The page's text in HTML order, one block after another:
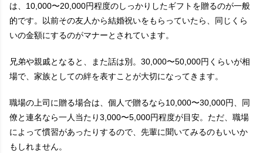
は、10,000〜20,000円程度のしっかりしたギフトを贈るのが一般
的です。以前その友人から結婚祝いをもらっていたら、同じくら
いの金額にするのがマナーとされています。
兄弟や親戚となると、また話は別。30,000〜50,000円くらいが相
場で、家族としての絆を表すことが大切になってきます。
職場の上司に贈る場合は、個人で贈るなら10,000〜30,000円、同
僚と連名なら一人当たり3,000〜5,000円程度が目安。ただ、職場
によって慣習があったりするので、先輩に聞いてみるのもいいか
もしれません。